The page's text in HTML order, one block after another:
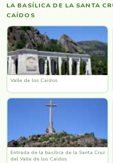
LA BASÍLICA DE LA SANTA
CAÍDOS
Valle de los Caidos
Entrada de la basílica de la Santa Cruz
del Valle de los Caídos